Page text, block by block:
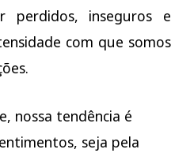
perdidos, inseguros e
com que somos
nossa tendência é
seja pela